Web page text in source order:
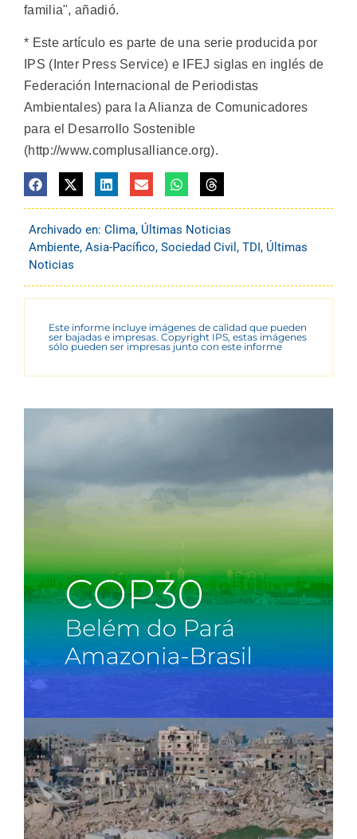
familia", añadió.
* Este artículo es parte de una serie producida por
IPS (Inter Press Service) e IFEJ siglas en inglés de
Federación Internacional de Periodistas
Ambientales) para la Alianza de Comunicadores
para el Desarrollo Sostenible
(http://www.complusalliance.org).
Archivado en: Clima, Últimas Noticias
Ambiente, Asia-Pacífico, Sociedad Civil , TDI, Últimas
Noticias
Este informe incluye imágenes de calidad que pueden
ser bajadas e impresas. Copyright IPS, estas imágenes
sólo pueden ser impresas junto con este informe